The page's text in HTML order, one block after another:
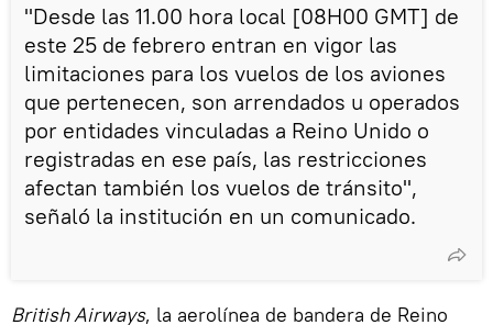
"Desde las 11.00 hora local [08H00 GMT] de
este 25 de febrero entran en vigor las
limitaciones para los vuelos de los aviones
que pertenecen, son arrendados u operados
por entidades vinculadas a Reino Unido o
registradas en ese país, las restricciones
afectan también los vuelos de tránsito",
señaló la institución en un comunicado.
British Airways, la aerolínea de bandera de Reino